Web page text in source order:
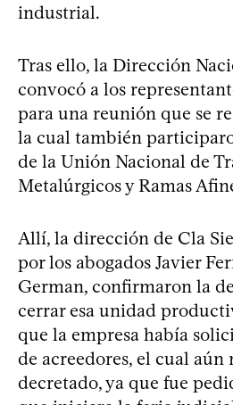
industrial.
Tras ello, la Dirección
convocó a los
para una reunión que se
la cual también
de la Unión Nacional de
Metalúrgicos y Ramas
Allí, la dirección de Cla
por los abogados Javier
German, confirmaron la
cerrar esa unidad
que la empresa había
de acreedores, el cual aún
decretado, ya que fue